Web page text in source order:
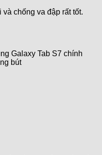
chống va đập rất tốt.